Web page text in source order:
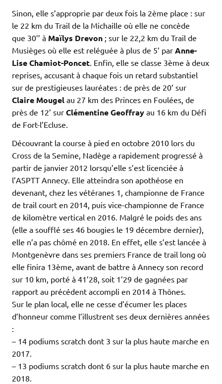
Sinon, elle s’approprie par deux fois la 2ème place : sur
le 22 km du Trail de la Michaille où elle ne concède
que 30’’ à Maïlys Drevon ; sur le 22,2 km du Trail de
Musièges où elle est reléguée à plus de 5’ par Anne-
Lise Chamiot-Poncet. Enfin, elle se classe 3ème à deux
reprises, accusant à chaque fois un retard substantiel
sur de prestigieuses lauréates : de près de 20’ sur
Claire Mougel au 27 km des Princes en Foulées, de
près de 12’ sur ClémentineGeoffray au 16 km du Défi
de Fort-l’Ecluse.
Découvrant la course à pied en octobre 2010 lors du
Cross de la Semine, Nadège a rapidement progressé à
partir de janvier 2012 lorsqu’elle s’est licenciée à
l’ASPTT Annecy. Elle atteindra son apothéose en
devenant, chez les vétéranes 1, championne de France
de trail court en 2014, puis vice-championne de France
de kilomètre vertical en 2016. Malgré le poids des ans
(elle a soufflé ses 46 bougies le 19 décembre dernier),
elle n’a pas chômé en 2018. En effet, elle s’est lancée à
Montgenèvre dans ses premiers France de trail long où
elle finira 13ème, avant de battre à Annecy son record
sur 10 km, porté à 41’28, soit 1’29 de gagnées par
rapport au précédent accompli en 2014 à Thônes.
Sur le plan local, elle ne cesse d’écumer les places
d’honneur comme l’illustrent ses deux dernières années
:
– 14 podiums scratch dont 3 sur la plus haute marche en
2017.
– 13 podiums scratch dont 6 sur la plus haute marche en
2018.